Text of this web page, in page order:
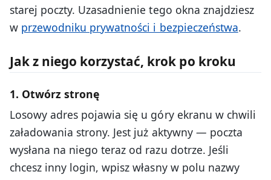
starej poczty. Uzasadnienie tego okna znajdziesz
w przewodniku prywatności i bezpieczeństwa.
Jak z niego korzystać, krok po kroku
1. Otwórz stronę
Losowy adres pojawia się u góry ekranu w chwili
załadowania strony. Jest już aktywny — poczta
wysłana na niego teraz od razu dotrze. Jeśli
chcesz inny login, wpisz własny w polu nazwy